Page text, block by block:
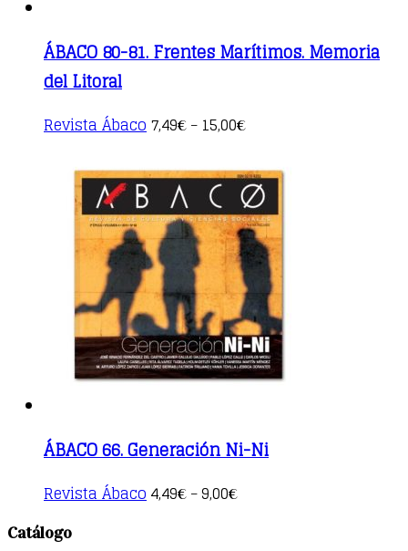
ÁBACO 80-81. Frentes Marítimos. Memoria
del Litoral
Revista Ábaco This
product
multiple
variants.
The
options
may
be
chosen
on
the
product
page
7,49€ – 15,00€
ÁBACO 66. Generación Ni-Ni
Revista Ábaco This
product
4,49€ – 9,00€
Catálogo